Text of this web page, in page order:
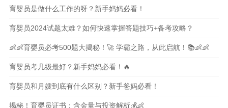
育婴员是做什么工作的呀？新手妈妈必看！
育婴员2024试题太难？如何快速掌握答题技巧+备考攻略？
👶👶育婴员必考500题大揭秘！🚀 学霸之路，从此启航！📚👶👶
育婴员考几级最好？新手妈妈必看！🔥
育婴员和月嫂到底有什么区别？新手爸妈必看！
揭秘！育婴员证书：含金量与投资解析💰👶